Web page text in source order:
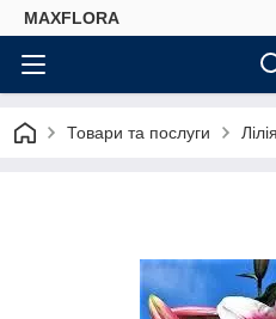
MAXFLORA
Товари та послуги Лілія